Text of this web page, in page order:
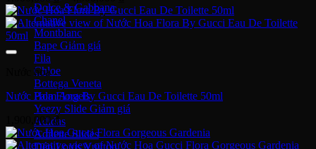
Dolce & Gabbana
Chanel
Montblanc
Bape
Fila
Chloe
Bottega Veneta
Palm Angels
Yeezy Slide
Adidas
Adilette Slides
giá:
từ
Nước hoa
Nước Hoa Flora By Gucci Eau De Toilette 50ml
1,900,000₫